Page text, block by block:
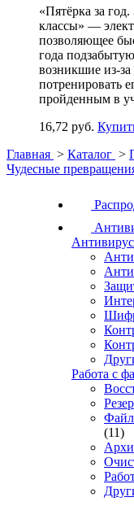
«Пятёрка за
классы» —
позволяющее
года
возникшие из-
потренировать
пройденным в
16,72 руб.
Главная > Каталог >
Чудесные
Работа с
(11)